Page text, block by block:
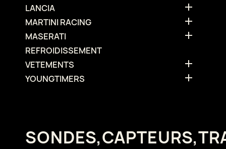
LANCIA

MARTINI RACING 
MASERATI 
REFROIDISSEMENT
VETEMENTS

YOUNGTIMERS 